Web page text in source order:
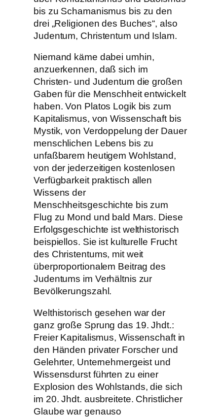
bis zu Schamanismus bis zu den
drei „Religionen des Buches“, also
Judentum, Christentum und Islam.
Niemand käme dabei umhin,
anzuerkennen, daß sich im
Christen- und Judentum die großen
Gaben für die Menschheit entwickelt
haben. Von Platos Logik bis zum
Kapitalismus, von Wissenschaft bis
Mystik, von Verdoppelung der Dauer
menschlichen Lebens bis zu
unfaßbarem heutigem Wohlstand,
von der jederzeitigen kostenlosen
Verfügbarkeit praktisch allen
Wissens der
Menschheitsgeschichte bis zum
Flug zu Mond und bald Mars. Diese
Erfolgsgeschichte ist welthistorisch
beispiellos. Sie ist kulturelle Frucht
des Christentums, mit weit
überproportionalem Beitrag des
Judentums im Verhältnis zur
Bevölkerungszahl.
Welthistorisch gesehen war der
ganz große Sprung das 19. Jhdt.:
Freier Kapitalismus, Wissenschaft in
den Händen privater Forscher und
Gelehrter, Unternehmergeist und
Wissensdurst führten zu einer
Explosion des Wohlstands, die sich
im 20. Jhdt. ausbreitete. Christlicher
Glaube war genauso